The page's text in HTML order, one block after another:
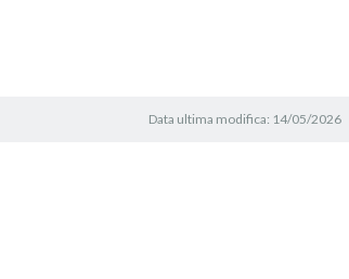
Data ultima modifica: 14/05/2026